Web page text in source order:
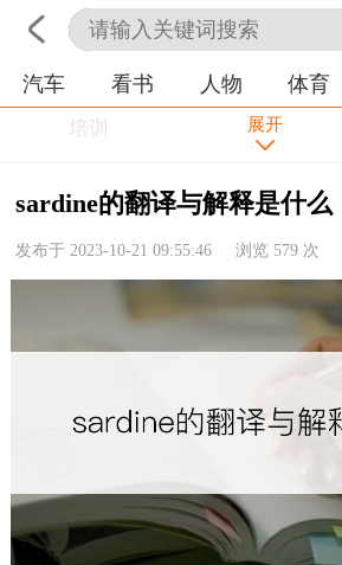
首页 科技 生活
汽车 看书 人物 体育
培训 学习
农业
命理
健康
历史
展开
sardine的翻译与解释是什么
发布于 2023-10-21 09:55:46 浏览 579 次